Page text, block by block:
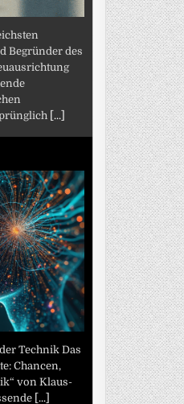
Begründer des
[...]
Technik Das
Chancen,
von Klaus-
[...]